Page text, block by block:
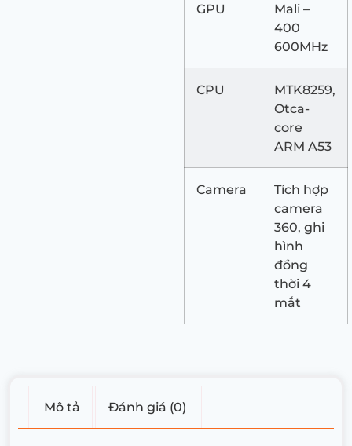
GPU
Mali –
400
600MHz
CPU
MTK8259,
Otca-
core
ARM A53
Camera
Tích hợp
camera
360, ghi
hình
đồng
thời 4
mắt
Mô tả Đánh giá (0)